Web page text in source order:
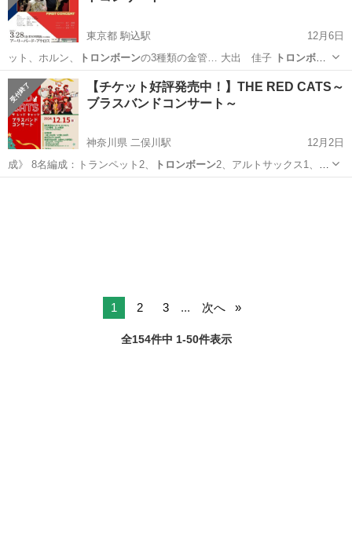
東京都 駒込駅
12月6日
ット、ホルン、
トロンボーンの3種類の金管… 大出 佳子
トロンボー
ン金川マコト …
東京 豊島区 コンサート/ショー
【チケット好評発売中！】THE RED CATS～
ブラスバンドコンサート～
神奈川県 二俣川駅
12月2日
成》 8名編成：トランペット2、
トロンボーン2、アルトサックス1、ス
ーザフォン…
1 2 3 ... 次へ
全154件中 1-50件表示